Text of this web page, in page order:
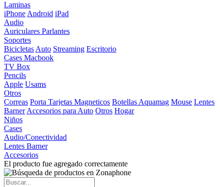
Laminas
iPhone Android iPad
Audio
Auriculares Parlantes
Soportes
Bicicletas Auto Streaming Escritorio
Cases Macbook
TV Box
Pencils
Apple Usams
Otros
Correas Porta Tarjetas Magneticos Botellas Aquamag Mouse Lentes
Barner Accesorios para Auto Otros Hogar
Niños
Cases
Audio/Conectividad
Lentes Barner
Accesorios
El producto fue agregado correctamente